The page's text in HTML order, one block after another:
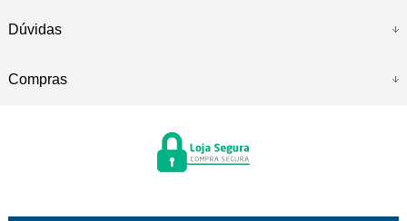
Dúvidas
Compras